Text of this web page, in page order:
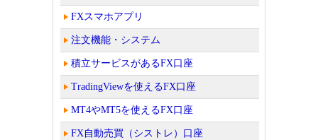
FXスマホアプリ
注文機能・システム
積立サービスがあるFX口座
TradingViewを使えるFX口座
MT4やMT5を使えるFX口座
FX自動売買（シストレ）口座